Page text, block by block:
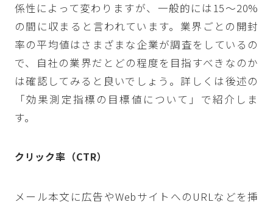
係性によって変わりますが、一般的には15〜20%
の間に収まると言われています。業界ごとの開封
率の平均値はさまざまな企業が調査をしているの
で、自社の業界だとどの程度を目指すべきなのか
は確認してみると良いでしょう。詳しくは後述の
「効果測定指標の目標値について」で紹介しま
す。
クリック率（CTR）
メール本文に広告やWebサイトへのURLなどを挿